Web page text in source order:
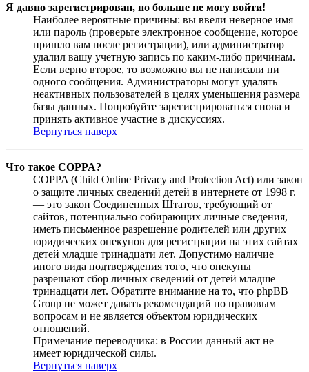
Я давно зарегистрирован, но больше не могу войти!
Наиболее вероятные причины: вы ввели неверное имя
или пароль (проверьте электронное сообщение, которое
пришло вам после регистрации), или администратор
удалил вашу учетную запись по каким-либо причинам.
Если верно второе, то возможно вы не написали ни
одного сообщения. Администраторы могут удалять
неактивных пользователей в целях уменьшения размера
базы данных. Попробуйте зарегистрироваться снова и
принять активное участие в дискуссиях.
Вернуться наверх
Что такое COPPA?
COPPA (Child Online Privacy and Protection Act) или закон
о защите личных сведений детей в интернете от 1998 г.
— это закон Соединенных Штатов, требующий от
сайтов, потенциально собирающих личные сведения,
иметь письменное разрешение родителей или других
юридических опекунов для регистрации на этих сайтах
детей младше тринадцати лет. Допустимо наличие
иного вида подтверждения того, что опекуны
разрешают сбор личных сведений от детей младше
тринадцати лет. Обратите внимание на то, что phpBB
Group не может давать рекомендаций по правовым
вопросам и не является объектом юридических
отношений.
Примечание переводчика: в России данный акт не
имеет юридической силы.
Вернуться наверх